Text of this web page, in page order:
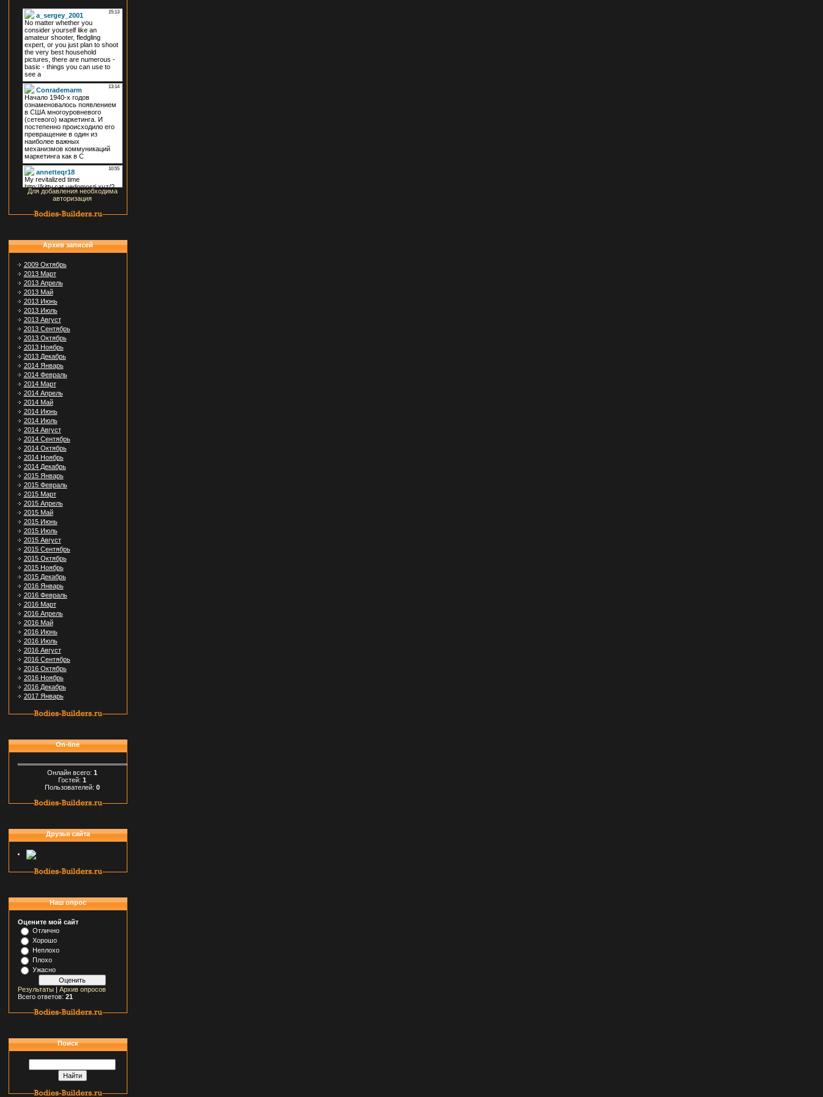
Для добавления необходима
авторизация
Архив записей
2009 Октябрь
2013 Март
2013 Апрель
2013 Май
2013 Июнь
2013 Июль
2013 Август
2013 Сентябрь
2013 Октябрь
2013 Ноябрь
2013 Декабрь
2014 Январь
2014 Февраль
2014 Март
2014 Апрель
2014 Май
2014 Июнь
2014 Июль
2014 Август
2014 Сентябрь
2014 Октябрь
2014 Ноябрь
2014 Декабрь
2015 Январь
2015 Февраль
2015 Март
2015 Апрель
2015 Май
2015 Июнь
2015 Июль
2015 Август
2015 Сентябрь
2015 Октябрь
2015 Ноябрь
2015 Декабрь
2016 Январь
2016 Февраль
2016 Март
2016 Апрель
2016 Май
2016 Июнь
2016 Июль
2016 Август
2016 Сентябрь
2016 Октябрь
2016 Ноябрь
2016 Декабрь
2017 Январь
On-line
Онлайн всего: 1
Гостей: 1
Пользователей: 0
Друзья сайта
Наш опрос
Оцените мой сайт
Отлично
Хорошо
Неплохо
Плохо
Ужасно
Результаты| Архив опросов
Всего ответов: 21
Поиск